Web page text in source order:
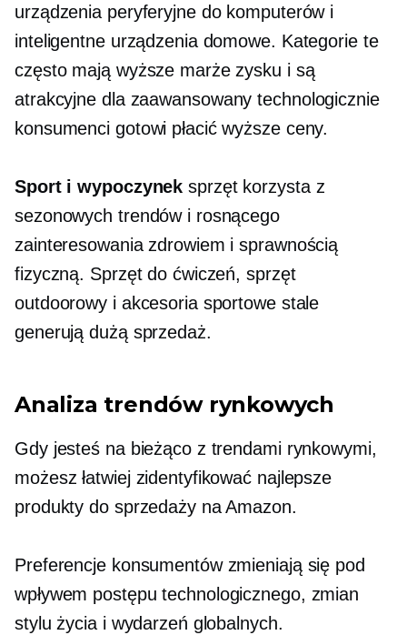
urządzenia peryferyjne do komputerów i
inteligentne urządzenia domowe. Kategorie te
często mają wyższe marże zysku i są
atrakcyjne dla zaawansowany technologicznie
konsumenci gotowi płacić wyższe ceny.
Sport i wypoczynek sprzęt korzysta z
sezonowych trendów i rosnącego
zainteresowania zdrowiem i sprawnością
fizyczną. Sprzęt do ćwiczeń, sprzęt
outdoorowy i akcesoria sportowe stale
generują dużą sprzedaż.
Analiza trendów rynkowych
Gdy jesteś na bieżąco z trendami rynkowymi,
możesz łatwiej zidentyfikować najlepsze
produkty do sprzedaży na Amazon.
Preferencje konsumentów zmieniają się pod
wpływem postępu technologicznego, zmian
stylu życia i wydarzeń globalnych.